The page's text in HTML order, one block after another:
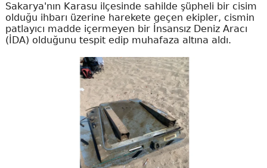
Sakarya'nın Karasu ilçesinde sahilde şüpheli bir cisim
olduğu ihbarı üzerine harekete geçen ekipler, cismin
patlayıcı madde içermeyen bir İnsansız Deniz Aracı
(İDA) olduğunu tespit edip muhafaza altına aldı.